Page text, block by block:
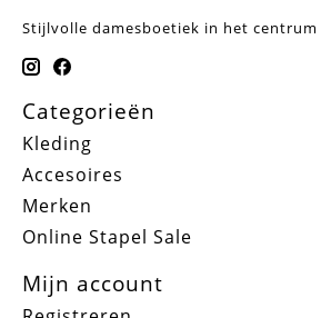
Stijlvolle damesboetiek in het centrum
Categorieën
Kleding
Accesoires
Merken
Online Stapel Sale
Mijn account